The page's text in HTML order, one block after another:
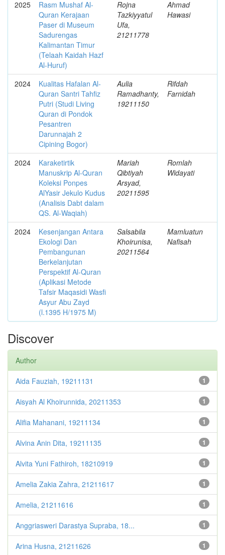
2025
Rasm Mushaf Al-
Quran Kerajaan
Paser di Museum
Sadurengas
Kalimantan Timur
(Telaah Kaidah Hazf
Al-Huruf)
Rojna
Tazkiyyatul
Ufa,
21211778
Ahmad
Hawasi
2024
Kualitas Hafalan Al-
Quran Santri Tahfiz
Putri (Studi Living
Quran di Pondok
Pesantren
Darunnajah 2
Cipining Bogor)
Aulia
Ramadhanty,
19211150
Rifdah
Farnidah
2024
Karaketirtik
Manuskrip Al-Quran
Koleksi Ponpes
AlYasir Jekulo Kudus
(Analisis Dabt dalam
QS. Al-Waqiah)
Mariah
Qibtiyah
Arsyad,
20211595
Romlah
Widayati
2024
Kesenjangan Antara
Ekologi Dan
Pembangunan
Berkelanjutan
Perspektif Al-Quran
(Aplikasi Metode
Tafsir Maqasidi Wasfi
Asyur Abu Zayd
(l.1395 H/1975 M)
Salsabila
Khoirunisa,
20211564
Mamluatun
Nafisah
Discover
Author
1
Aida Fauziah, 19211131
1
Aisyah Al Khoirunnida, 20211353
1
Alifia Mahanani, 19211134
1
Alvina Anin Dita, 19211135
1
Alvita Yuni Fathiroh, 18210919
1
Amelia Zakia Zahra, 21211617
1
Amelia, 21211616
1
Anggriasweri Darastya Supraba, 18...
1
Arina Husna, 21211626